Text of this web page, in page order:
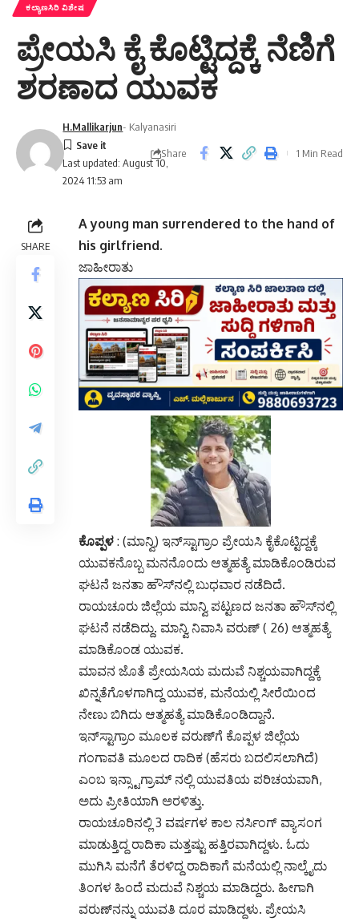
ಕಲ್ಯಾಣಸಿರಿ ವಿಶೇಷ
ಪ್ರೇಯಸಿ ಕೈ ಕೊಟ್ಟಿದ್ದಕ್ಕೆ ನೆಣಿಗೆ
ಶರಣಾದ ಯುವಕ
Last updated: August 10,
2024 11:53 am
H.Mallikarjun- Kalyanasiri
Share 1 Min Read
SHARE
A young man surrendered to the hand of
his girlfriend.
ಜಾಹೀರಾತು
ಕೊಪ್ಪಳ : (ಮಾನ್ವಿ) ಇನ್‌ಸ್ಟಾಗ್ರಾಂ ಪ್ರೇಯಸಿ ಕೈಕೊಟ್ಟಿದ್ದಕ್ಕೆ
ಯುವಕನೊಬ್ಬ ಮನನೊಂದು ಆತ್ಮಹತ್ಯೆ ಮಾಡಿಕೊಂಡಿರುವ
ಘಟನೆ ಜನತಾ ಹೌಸ್‌ನಲ್ಲಿ ಬುಧವಾರ ನಡೆದಿದೆ.
ರಾಯಚೂರು ಜಿಲ್ಲೆಯ ಮಾನ್ವಿ ಪಟ್ಟಣದ ಜನತಾ ಹೌಸ್‌ನಲ್ಲಿ
ಘಟನೆ ನಡೆದಿದ್ದು. ಮಾನ್ವಿ ನಿವಾಸಿ ವರುಣ್ ( 26) ಆತ್ಮಹತ್ಯೆ
ಮಾಡಿಕೊಂಡ ಯುವಕ.
ಮಾವನ ಜೊತೆ ಪ್ರೇಯಸಿಯ ಮದುವೆ ನಿಶ್ಚಯವಾಗಿದ್ದಕ್ಕೆ
ಖಿನ್ನತೆಗೊಳಗಾಗಿದ್ದ ಯುವಕ, ಮನೆಯಲ್ಲಿ ಸೀರೆಯಿಂದ
ನೇಣು ಬಿಗಿದು ಆತ್ಮಹತ್ಯೆ ಮಾಡಿಕೊಂಡಿದ್ದಾನೆ.
ಇನ್‌ಸ್ಟಾಗ್ರಾಂ ಮೂಲಕ ವರುಣ್‌ಗೆ ಕೊಪ್ಪಳ ಜಿಲ್ಲೆಯ
ಗಂಗಾವತಿ ಮೂಲದ ರಾದಿಕ (ಹೆಸರು ಬದಲಿಸಲಾಗಿದೆ)
ಎಂಬ ಇನ್ಸ್ಟಾಗ್ರಾಮ್ ನಲ್ಲಿ ಯುವತಿಯ ಪರಿಚಯವಾಗಿ,
ಅದು ಪ್ರೀತಿಯಾಗಿ ಅರಳಿತ್ತು.
ರಾಯಚೂರಿನಲ್ಲಿ 3 ವರ್ಷಗಳ ಕಾಲ ನರ್ಸಿಂಗ್ ವ್ಯಾಸಂಗ
ಮಾಡುತ್ತಿದ್ದ ರಾದಿಕಾ ಮತ್ತಷ್ಟು ಹತ್ತಿರವಾಗಿದ್ದಳು. ಓದು
ಮುಗಿಸಿ ಮನೆಗೆ ತೆರಳಿದ್ದ ರಾದಿಕಾಗೆ ಮನೆಯಲ್ಲಿ ನಾಲ್ಕೈದು
ತಿಂಗಳ ಹಿಂದೆ ಮದುವೆ ನಿಶ್ಚಯ ಮಾಡಿದ್ದರು. ಹೀಗಾಗಿ
ವರುಣ್‌ನನ್ನು ಯುವತಿ ದೂರ ಮಾಡಿದ್ದಳು. ಪ್ರೇಯಸಿ